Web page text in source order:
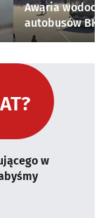
Awaria
autobusów
w